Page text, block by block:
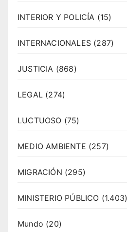
INTERIOR Y POLICÍA (15)
INTERNACIONALES (287)
JUSTICIA (868)
LEGAL (274)
LUCTUOSO (75)
MEDIO AMBIENTE (257)
MIGRACIÓN (295)
MINISTERIO PÚBLICO (1.403)
Mundo (20)